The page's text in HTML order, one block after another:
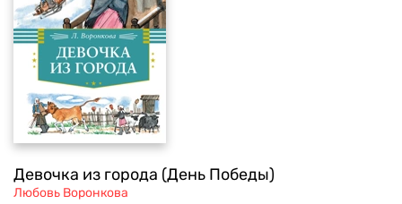
Девочка из города (День Победы)
Любовь Воронкова